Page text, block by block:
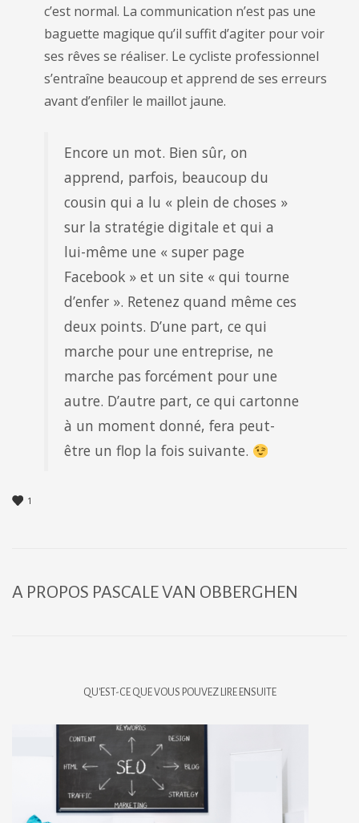
c’est normal. La communication n’est pas une
baguette magique qu’il suffit d’agiter pour voir
ses rêves se réaliser. Le cycliste professionnel
s’entraîne beaucoup et apprend de ses erreurs
avant d’enfiler le maillot jaune.
Encore un mot. Bien sûr, on
apprend, parfois, beaucoup du
cousin qui a lu « plein de choses »
sur la stratégie digitale et qui a
lui-même une « super page
Facebook » et un site « qui tourne
d’enfer ». Retenez quand même ces
deux points. D’une part, ce qui
marche pour une entreprise, ne
marche pas forcément pour une
autre. D’autre part, ce qui cartonne
à un moment donné, fera peut-
être un flop la fois suivante.
1
A PROPOS PASCALE VAN OBBERGHEN
QU'EST-CE QUE VOUS POUVEZ LIRE ENSUITE